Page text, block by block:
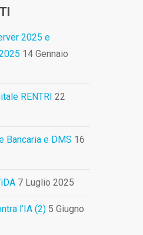
2025 e
14 Gennaio
RENTRI 22
Bancaria e DMS 16
7 Luglio 2025
l’IA (2) 5 Giugno